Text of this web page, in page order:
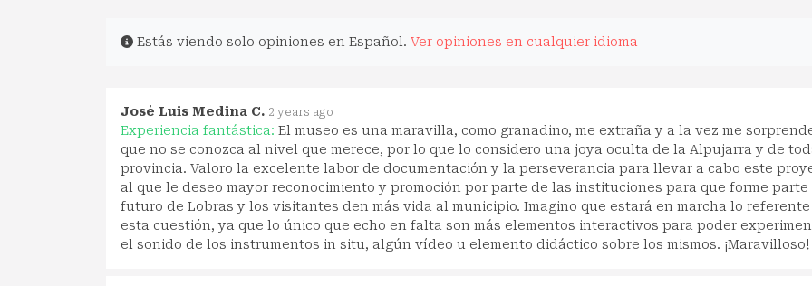
Estás viendo solo opiniones en Español. Ver opiniones en cualquier idioma
José Luis Medina C. 2 years ago
Experiencia fantástica: El museo es una maravilla, como granadino, me extraña y a la vez me
que no se conozca al nivel que merece, por lo que lo considero una joya oculta de la Alpujarra y de
provincia. Valoro la excelente labor de documentación y la perseverancia para llevar a cabo este
al que le deseo mayor reconocimiento y promoción por parte de las instituciones para que forme parte
futuro de Lobras y los visitantes den más vida al municipio. Imagino que estará en marcha lo referente
esta cuestión, ya que lo único que echo en falta son más elementos interactivos para poder
el sonido de los instrumentos in situ, algún vídeo u elemento didáctico sobre los mismos. ¡Maravilloso!